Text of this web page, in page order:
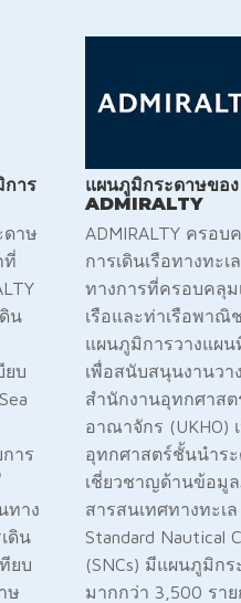
าร
ดาษ
ที่
น
ยบ
าร
ทาง
ดิน
ยบ
ษ
แผนภูมิกระดาษของ
ADMIRALTY
ADMIRALTY ครอ
การเดินเรือทางทะเ
ทางการที่ครอบคลุม
เรือและท่าเรือพาณิ
แผนภูมิการวางแผ
เพื่อสนับสนุนงานวา
สำนักงานอุทกศาส
อาณาจักร (UKHO)
อุทกศาสตร์ชั้นนำร
เชี่ยวชาญด้านข้อมู
สารสนเทศทางทะเ
Standard Nautical
(SNCs) มีแผนภูมิกร
มากกว่า 3,500 รา